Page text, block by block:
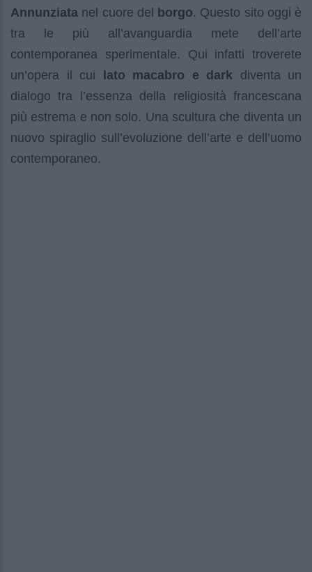
Annunziata nel cuore del borgo. Questo sito oggi è
tra le più all’avanguardia mete dell’arte
contemporanea sperimentale. Qui infatti troverete
un’opera il cui lato macabro e dark diventa un
dialogo tra l’essenza della religiosità francescana
più estrema e non solo. Una scultura che diventa un
nuovo spiraglio sull’evoluzione dell’arte e dell’uomo
contemporaneo.